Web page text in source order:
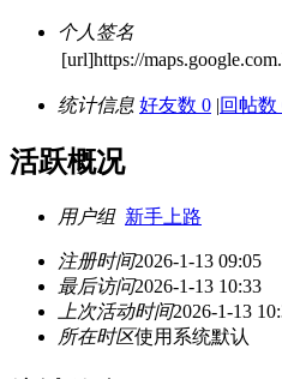
个人签名
[url]https://
统计信息 好友数 0 |回帖数
活跃概况
用户组 新手上路
注册时间2026-1-13 09:05
最后访问2026-1-13 10:33
上次活动时间2026-1-13
所在时区使用系统默认